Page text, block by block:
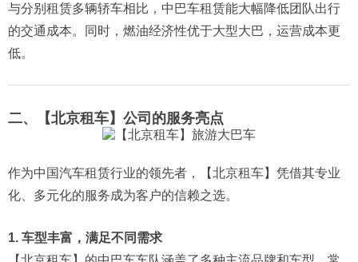
与分别租赁多辆轿车相比，中巴车租赁能大幅降低团队出行
的交通成本。同时，燃油经济性优于大型大巴，运营成本更
低。
二、【北京租车】公司的服务亮点
作为中国汽车租赁行业的领先者，【北京租车】凭借其专业
化、多元化的服务成为客户的信赖之选。
1. 车型丰富，满足不同需求